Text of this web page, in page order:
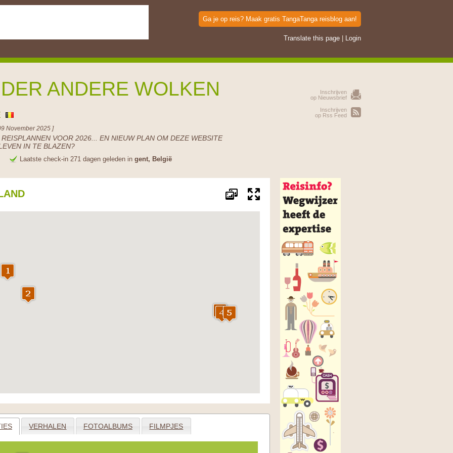
Ga je op reis? Maak gratis TangaTanga reisblog aan!
Translate this page Login
ANDERE WOLKEN
November 2025 ]
VOOR 2026... EN NIEUW PLAN OM DEZE WEBSITE
IN TE BLAZEN?
Laatste check-in 271 dagen geleden in gent, België
Inschrijven
op Nieuwsbrief
Inschrijven
op Rss Feed
VERHALEN FOTOALBUMS FILMPJES